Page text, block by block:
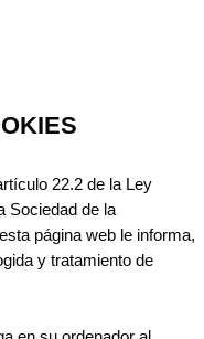
22.2 de la Ley
Sociedad de la
página web le informa,
y tratamiento de